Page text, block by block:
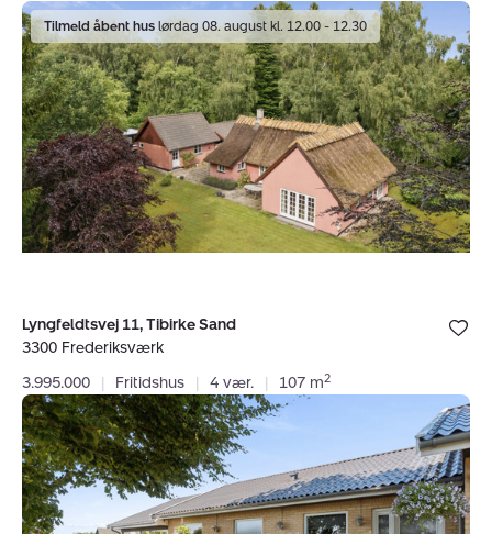
Fritidshus:
Lyngfeldtsvej
11,
Tibirke
Sand,
3300
Frederiksværk
Tilmeld åbent hus lørdag 08. august kl. 12.00 - 12.30
Bolig er
under dine
Lyngfeldtsvej 11, Tibirke Sand
3300 Frederiksværk
3.995.000
| Fritidshus | 4 vær. | 107 m2
Villa:
Sandskåret
3B,
Asserbo,
3360